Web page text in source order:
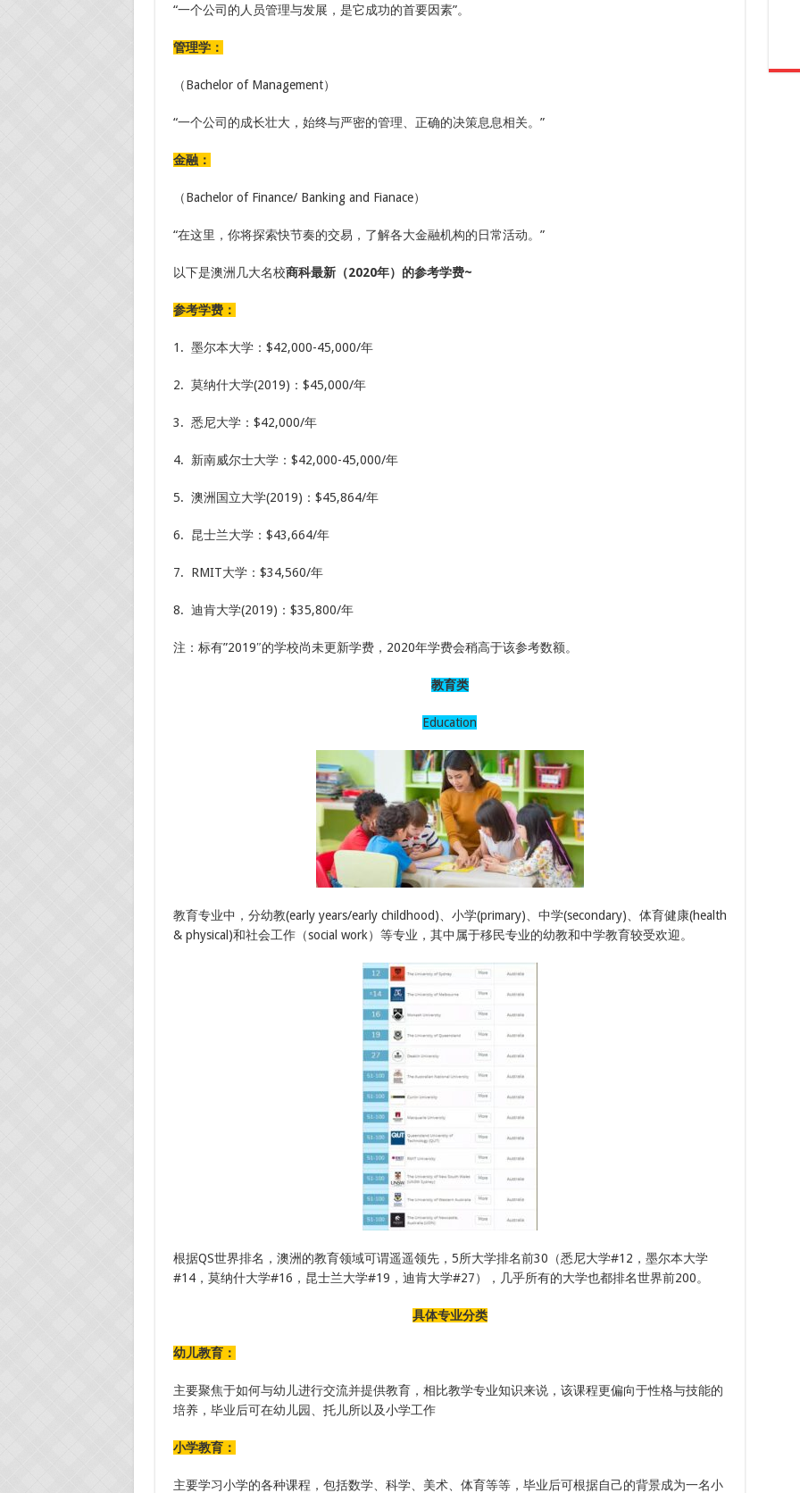
“一个公司的人员管理与发展，是它成功的首要因素”。
管理学：
（Bachelor of Management）
“一个公司的成长壮大，始终与严密的管理、正确的决策息息相关。”
金融：
（Bachelor of Finance/ Banking and Fianace）
“在这里，你将探索快节奏的交易，了解各大金融机构的日常活动。”
以下是澳洲几大名校商科最新（2020年）的参考学费~
参考学费：
1. 墨尔本大学：$42,000-45,000/年
2. 莫纳什大学(2019)：$45,000/年
3. 悉尼大学：$42,000/年
4. 新南威尔士大学：$42,000-45,000/年
5. 澳洲国立大学(2019)：$45,864/年
6. 昆士兰大学：$43,664/年
7. RMIT大学：$34,560/年
8. 迪肯大学(2019)：$35,800/年
注：标有”2019″的学校尚未更新学费，2020年学费会稍高于该参考数额。
教育类
Education
教育专业中，分幼教(early years/early childhood)、小学(primary)、中学(secondary)、体育健康(health
& physical)和社会工作（social work）等专业，其中属于移民专业的幼教和中学教育较受欢迎。
根据QS世界排名，澳洲的教育领域可谓遥遥领先，5所大学排名前30（悉尼大学#12，墨尔本大学
#14，莫纳什大学#16，昆士兰大学#19，迪肯大学#27），几乎所有的大学也都排名世界前200。
具体专业分类
幼儿教育：
主要聚焦于如何与幼儿进行交流并提供教育，相比教学专业知识来说，该课程更偏向于性格与技能的
培养，毕业后可在幼儿园、托儿所以及小学工作
小学教育：
主要学习小学的各种课程，包括数学、科学、美术、体育等等，毕业后可根据自己的背景成为一名小